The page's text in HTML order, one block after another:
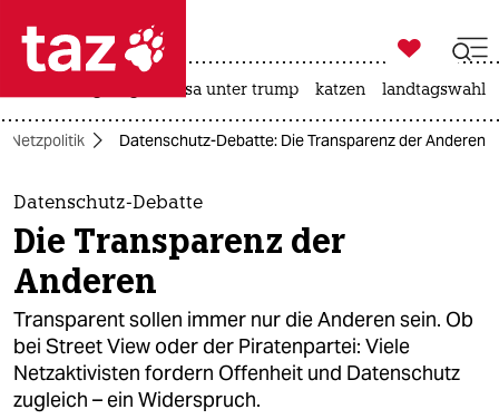
 taz zahl ich
taz zahl ich
themen
politik
öko
gesellschaft
kultur

taz zahl ich
usa unter trump katzen landtagswahl
Netzpolitik Datenschutz-Debatte: Die Transparenz der Anderen
Datenschutz-Debatte
Die Transparenz der
Anderen
Transparent sollen immer nur die Anderen sein. Ob
bei Street View oder der Piratenpartei: Viele
Netzaktivisten fordern Offenheit und Datenschutz
zugleich – ein Widerspruch.